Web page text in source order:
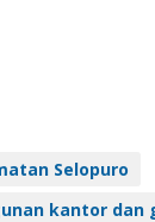
Selopuro
kantor dan